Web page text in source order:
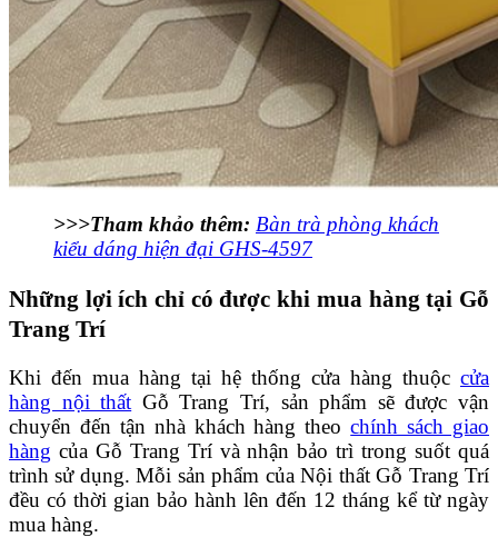
>>>Tham khảo thêm: Bàn trà phòng khách
kiểu dáng hiện đại GHS-4597
Những lợi ích chỉ có được khi mua hàng tại Gỗ
Trang Trí
Khi đến mua hàng tại hệ thống cửa hàng thuộc cửa
hàng nội thất Gỗ Trang Trí, sản phẩm sẽ được vận
chuyển đến tận nhà khách hàng theochính sách giao
hàng của Gỗ Trang Trí và nhận bảo trì trong suốt quá
trình sử dụng. Mỗi sản phẩm của Nội thất Gỗ Trang Trí
đều có thời gian bảo hành lên đến 12 tháng kể từ ngày
mua hàng.